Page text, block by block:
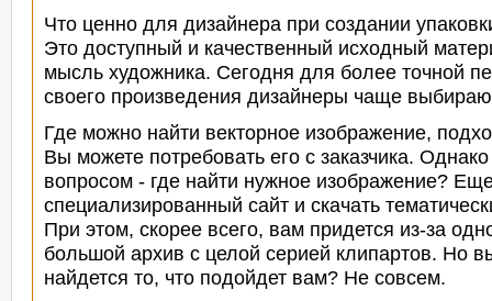
Что ценно для дизайнера при создании
Это доступный и качественный исходный
мысль художника. Сегодня для более точной
своего произведения дизайнеры чаще
Где можно найти векторное изображение,
Вы можете потребовать его с заказчика. Однако
вопросом - где найти нужное изображение?
специализированный сайт и скачать
При этом, скорее всего, вам придется из-за
большой архив с целой серией клипартов. Но
найдется то, что подойдет вам? Не совсем.